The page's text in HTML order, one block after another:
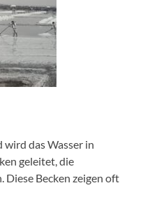
das Wasser in
geleitet, die
Diese Becken zeigen oft